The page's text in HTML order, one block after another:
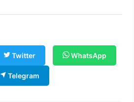
Twitter WhatsApp
Telegram